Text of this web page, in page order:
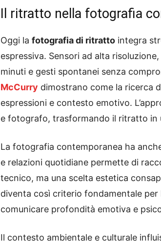
Il ritratto nella fotografia
Oggi la fotografia di ritratto integra
espressiva. Sensori ad alta
minuti e gesti spontanei senza
McCurry dimostrano come la ricerca
espressioni e contesto emotivo.
e fotografo, trasformando il ritratto in
La fotografia contemporanea ha
e relazioni quotidiane permette di
tecnico, ma una scelta estetica
diventa così criterio fondamentale
comunicare profondità emotiva e
Il contesto ambientale e culturale